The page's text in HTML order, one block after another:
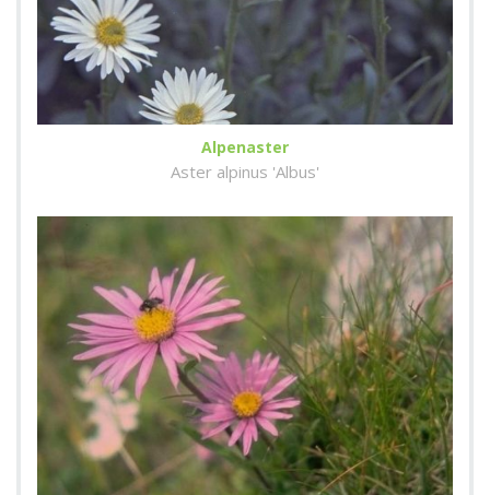
Alpenaster
Aster alpinus 'Albus'